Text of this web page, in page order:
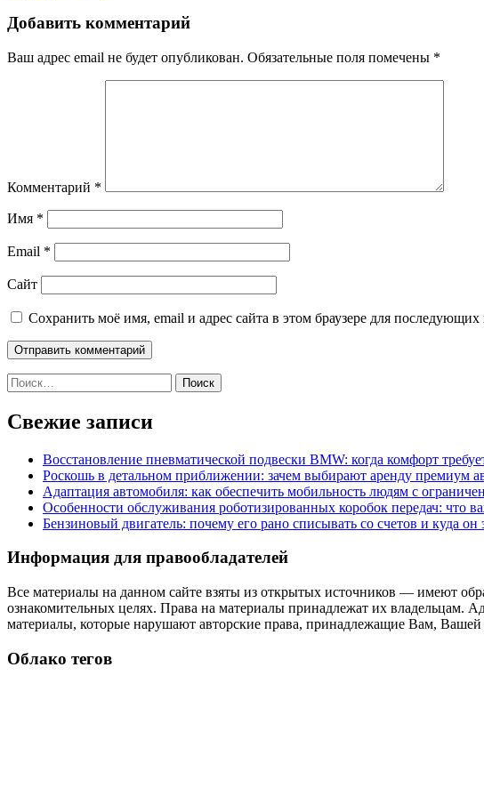
Добавить комментарий
Ваш адрес email не будет опубликован. Обязательные поля помечены *
Комментарий *
Имя *
Email *
Сайт
Сохранить моё имя, email и адрес сайта в этом браузере для
Найти:
Свежие записи
Восстановление пневматической подвески BMW: когда комфорт
Роскошь в детальном приближении: зачем выбирают аренду премиум
Адаптация автомобиля: как обеспечить мобильность людям с
Особенности обслуживания роботизированных коробок передач: что
Бензиновый двигатель: почему его рано списывать со счетов и куда
Информация для правообладателей
Все материалы на данном сайте взяты из открытых источников — имеют
ознакомительных целях. Права на материалы принадлежат их владельцам.
материалы, которые нарушают авторские права, принадлежащие Вам,
Облако тегов